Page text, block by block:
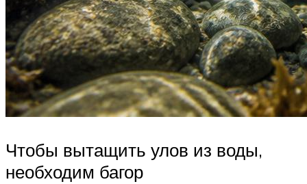
Чтобы вытащить улов из воды,
необходим багор